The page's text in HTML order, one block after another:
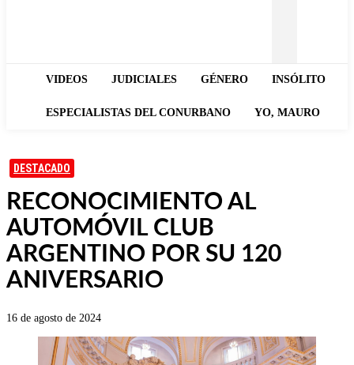
VIDEOS JUDICIALES GÉNERO INSÓLITO
ESPECIALISTAS DEL CONURBANO YO, MAURO
DESTACADO
RECONOCIMIENTO AL
AUTOMÓVIL CLUB
ARGENTINO POR SU 120
ANIVERSARIO
16 de agosto de 2024